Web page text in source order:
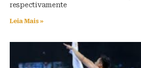
respectivamente
Leia Mais »